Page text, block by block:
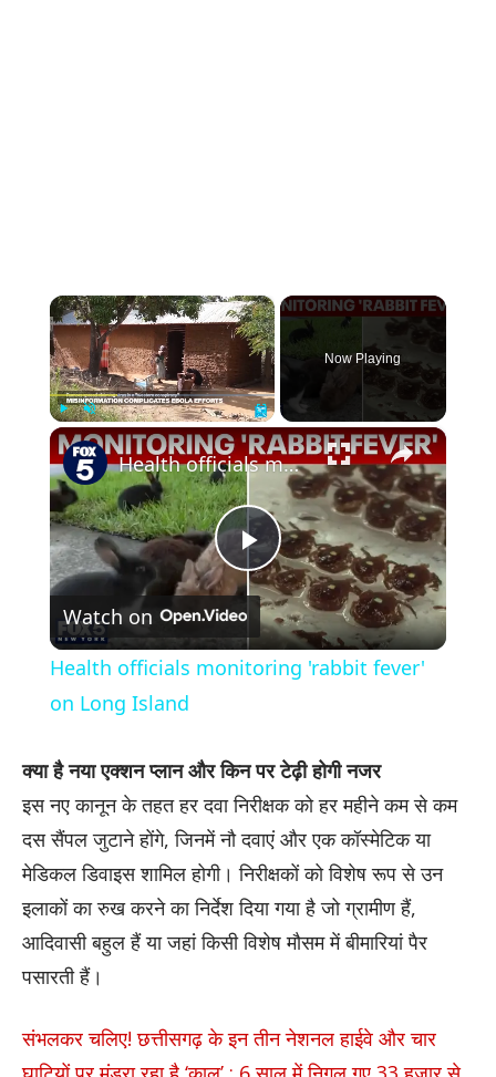
×
Play Unmute Fullscreen
Now Playing
×
Play
Video
Health officials monitoring 'rabbit fever' on Long Island
Watch on
Health officials monitoring 'rabbit fever'
on Long Island
क्या है नया एक्शन प्लान और किन पर टेढ़ी होगी नजर
इस नए कानून के तहत हर दवा निरीक्षक को हर महीने कम से कम
दस सैंपल जुटाने होंगे, जिनमें नौ दवाएं और एक कॉस्मेटिक या
मेडिकल डिवाइस शामिल होगी। निरीक्षकों को विशेष रूप से उन
इलाकों का रुख करने का निर्देश दिया गया है जो ग्रामीण हैं,
आदिवासी बहुल हैं या जहां किसी विशेष मौसम में बीमारियां पैर
पसारती हैं।
संभलकर चलिए! छत्तीसगढ़ के इन तीन नेशनल हाईवे और चार